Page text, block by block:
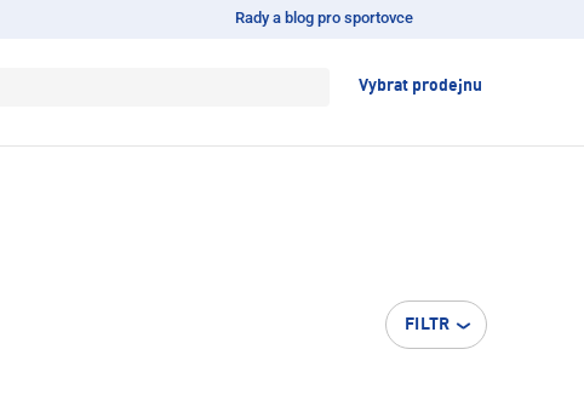
Rady a blog pro sportovce
Vybrat prodejnu
FILTR